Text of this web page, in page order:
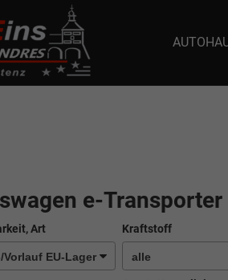
selector1-aee-
e-Transporter
Art Kraftstoff